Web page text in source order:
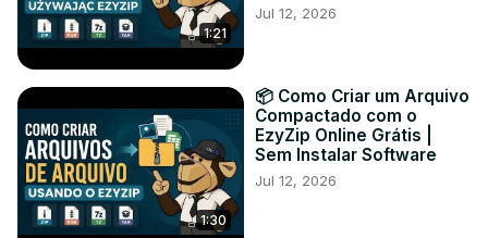
1:21
Jul 12, 2026
1:30
📦 Como Criar um Arquivo
Compactado com o
EzyZip Online Grátis |
Sem Instalar Software
Jul 12, 2026